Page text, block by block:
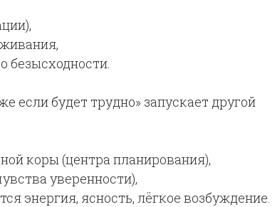
безысходности.
если будет трудно» запускает другой
коры (центра планирования),
уверенности),
энергия, ясность, лёгкое возбуждение.